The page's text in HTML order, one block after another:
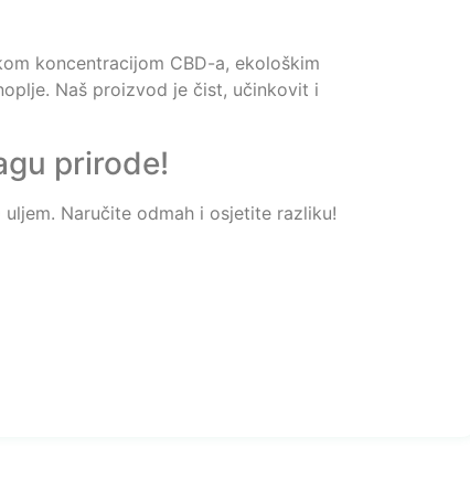
koncentracijom CBD-a, ekološkim
Naš proizvod je čist, učinkovit i
prirode!
Naručite odmah i osjetite razliku!